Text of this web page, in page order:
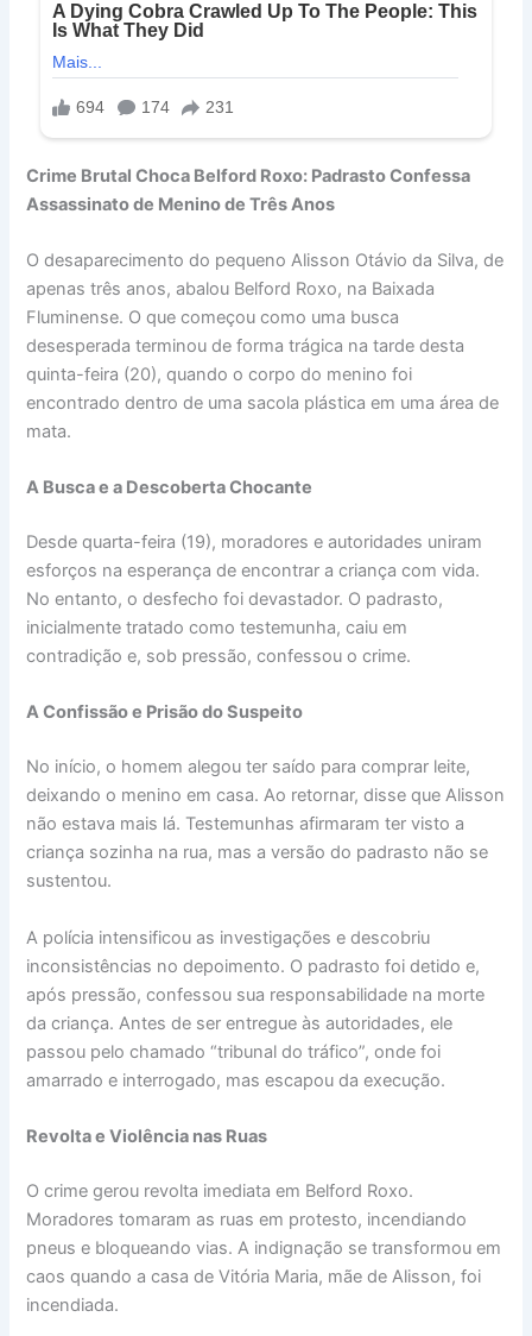
Crime Brutal Choca Belford Roxo: Padrasto Confessa
Assassinato de Menino de Três Anos
O desaparecimento do pequeno Alisson Otávio da Silva, de
apenas três anos, abalou Belford Roxo, na Baixada
Fluminense. O que começou como uma busca
desesperada terminou de forma trágica na tarde desta
quinta-feira (20), quando o corpo do menino foi
encontrado dentro de uma sacola plástica em uma área de
mata.
A Busca e a Descoberta Chocante
Desde quarta-feira (19), moradores e autoridades uniram
esforços na esperança de encontrar a criança com vida.
No entanto, o desfecho foi devastador. O padrasto,
inicialmente tratado como testemunha, caiu em
contradição e, sob pressão, confessou o crime.
A Confissão e Prisão do Suspeito
No início, o homem alegou ter saído para comprar leite,
deixando o menino em casa. Ao retornar, disse que Alisson
não estava mais lá. Testemunhas afirmaram ter visto a
criança sozinha na rua, mas a versão do padrasto não se
sustentou.
A polícia intensificou as investigações e descobriu
inconsistências no depoimento. O padrasto foi detido e,
após pressão, confessou sua responsabilidade na morte
da criança. Antes de ser entregue às autoridades, ele
passou pelo chamado “tribunal do tráfico”, onde foi
amarrado e interrogado, mas escapou da execução.
Revolta e Violência nas Ruas
O crime gerou revolta imediata em Belford Roxo.
Moradores tomaram as ruas em protesto, incendiando
pneus e bloqueando vias. A indignação se transformou em
caos quando a casa de Vitória Maria, mãe de Alisson, foi
incendiada.